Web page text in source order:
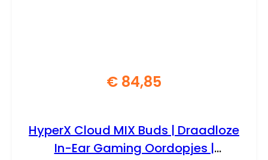
€ 84,85
HyperX Cloud MIX Buds | Draadloze
In-Ear Gaming Oordopjes |